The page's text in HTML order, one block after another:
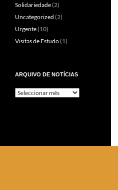
Solidariedade(2)
Uncategorized (2)
Urgente(10)
Visitas de Estudo(1)
ARQUIVO DE NOTÍCIAS
Arquivo